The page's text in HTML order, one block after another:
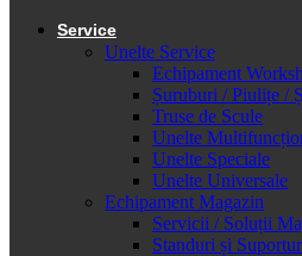
Service
Unelte Service
Echipament
Șuruburi / Piulițe /
Truse de Scule
Unelte
Unelte Speciale
Unelte Universale
Echipament Magazin
Servicii / Soluții
Standuri și